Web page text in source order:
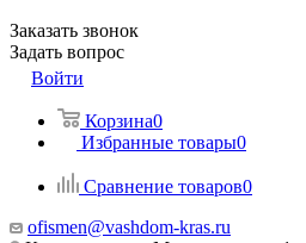
Заказать звонок
Задать вопрос
Войти
Корзина0
Избранные товары0
Сравнение товаров0
ofismen@vashdom-kras.ru